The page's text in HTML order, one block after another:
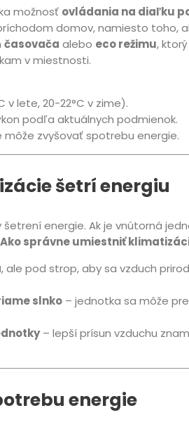
možnosť ovládania na diaľku
domov, namiesto toho,
časovača alebo eco režimu,
v miestnosti.
v lete, 20-22°C v zime).
podľa aktuálnych podmienok.
môže zvyšovať spotrebu energie.
šetrí energiu
energie. Ak je vnútorná
Ako správne umiestniť
, ale pod strop, aby sa vzduch
slnko – jednotka sa môže
– lepší prísun vzduchu
energie